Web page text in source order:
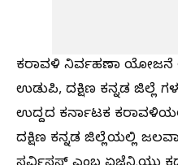
ಕರಾವಳಿ ನಿರ್ವಹಣಾ ಯೋಜನೆ
ಉಡುಪಿ, ದಕ್ಷಿಣ ಕನ್ನಡ ಜಿಲ್ಲೆ
ಉದ್ದದ ಕರ್ನಾಟಕ
ದಕ್ಷಿಣ ಕನ್ನಡ ಜಿಲ್ಲೆಯಲ್ಲಿ